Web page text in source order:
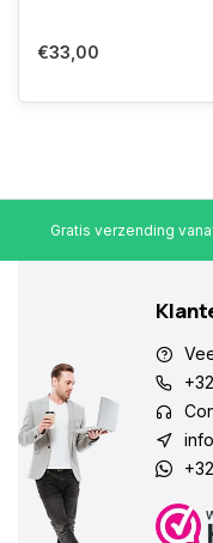
€33,00
Gratis verzending